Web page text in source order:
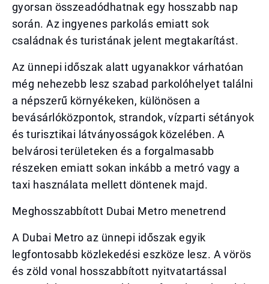
gyorsan összeadódhatnak egy hosszabb nap
során. Az ingyenes parkolás emiatt sok
családnak és turistának jelent megtakarítást.
Az ünnepi időszak alatt ugyanakkor várhatóan
még nehezebb lesz szabad parkolóhelyet találni
a népszerű környékeken, különösen a
bevásárlóközpontok, strandok, vízparti sétányok
és turisztikai látványosságok közelében. A
belvárosi területeken és a forgalmasabb
részeken emiatt sokan inkább a metró vagy a
taxi használata mellett döntenek majd.
Meghosszabbított Dubai Metro menetrend
A Dubai Metro az ünnepi időszak egyik
legfontosabb közlekedési eszköze lesz. A vörös
és zöld vonal hosszabbított nyitvatartással